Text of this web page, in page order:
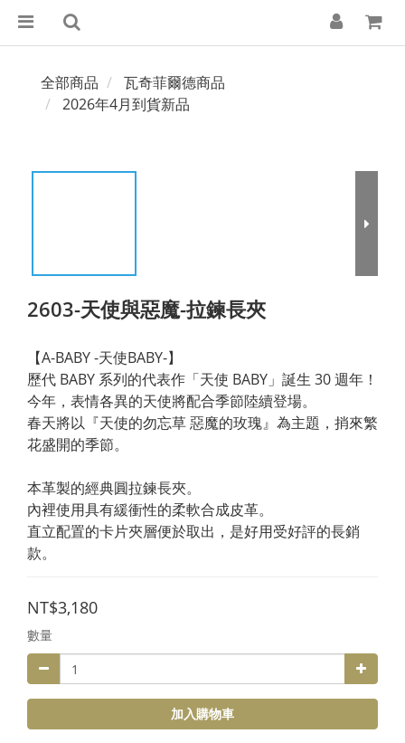
全部商品
瓦奇菲爾德商品
2026年4月到貨新品
2603-天使與惡魔-拉鍊長夾
【A-BABY -天使BABY-】
歷代 BABY 系列的代表作「天使 BABY」誕生 30 週年！
今年，表情各異的天使將配合季節陸續登場。
春天將以『天使的勿忘草 惡魔的玫瑰』為主題，捎來繁
花盛開的季節。
本革製的經典圓拉鍊長夾。
內裡使用具有緩衝性的柔軟合成皮革。
直立配置的卡片夾層便於取出，是好用受好評的長銷
款。
NT$3,180
數量
加入購物車